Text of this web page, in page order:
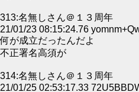
313:名無しさん＠１３周年
21/01/23 08:15:24.76
何が成立だったんだよ
不正署名高須が
314:名無しさん＠１３周年
21/01/25 02:53:17.33